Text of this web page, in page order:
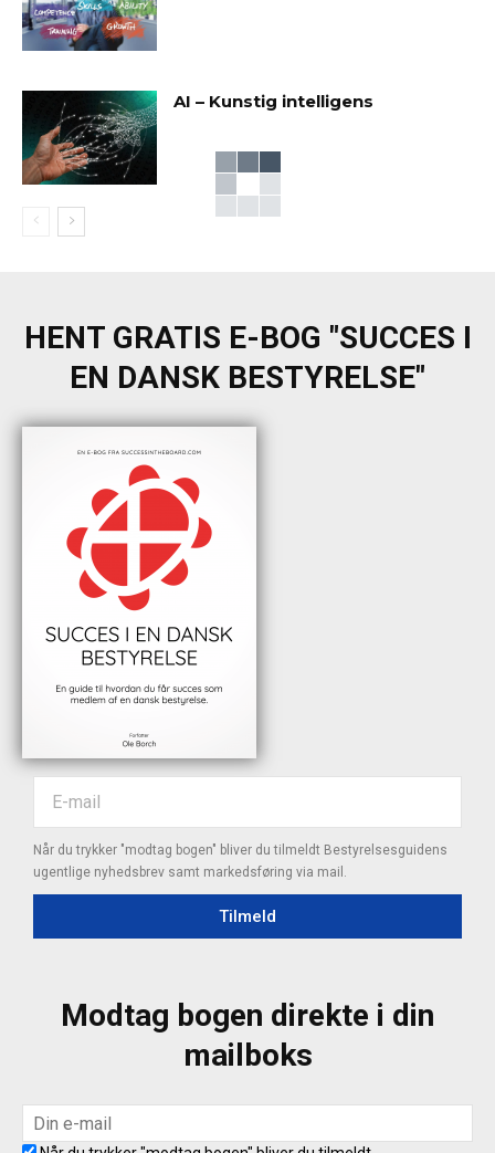
AI – Kunstig intelligens
HENT GRATIS E-BOG "SUCCES I
EN DANSK BESTYRELSE"
Når du trykker "modtag bogen" bliver du tilmeldt Bestyrelsesguidens
ugentlige nyhedsbrev samt markedsføring via mail.
Tilmeld
Modtag bogen direkte i din
mailboks